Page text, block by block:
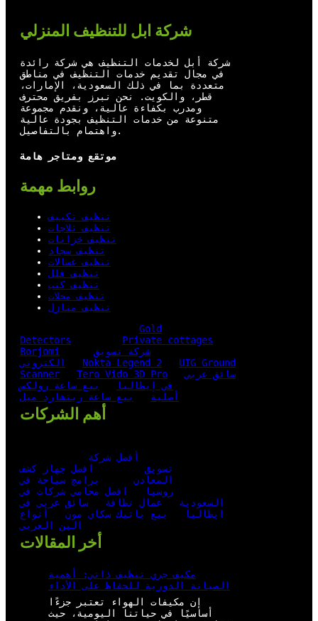
t
e
r
u
b
e
o
o
k
e
d
I
n
شركة ابل للتنظيف المنزلي
شركة أبل لخدمات التنظيف هي شركة رائدة
في مجال تقديم خدمات التنظيف في مناطق
متعددة بما في ذلك السعودية، الإمارات،
قطر، والكويت. نحن نبرز بفريق محترف
ومدرب بكفاءة عالية، ونقدم مجموعة
متنوعة من خدمات التنظيف بجودة عالية
واهتمام بالتفاصيل.
موتقع ومتاجر هامة
روابط مهمة
تنظيف تكييف
تنظيف ثلاجات
تنظيف خزانات
تنظيف سجاد
تنظيف غسالات
تنظيف فلل
تنظيف كنب
تنظيف محلات
تنظيف منازل
Gold
Detectors
Private cottages
Borjomi
شركة تسويق
الكتروني
Nokta Legend 2
UIG Ground
Scanner
Tero Vido 3D Pro
سائق عربي
في إيطاليا
بيع ساعة رولكس
أصلية
بيع ساعة ريتشارد ميل
أهم الشركات
أفضل شركة
تسويق
افضل جهاز كشف
المعادن
برامج سياحة في
روسيا
افضل محامي شركات في
السعودية
عمال نظافة
سائق عربي في
ايطاليا
بيع باتيك سكاي مون
أنواع
البن العربي
أخر المقالات
مكيف جري تنظيف ذاتي: أهمية
الصيانة الدورية للحفاظ على الأداء
إن مكيفات الهواء تعتبر جزءًا
أساسيًا في حياتنا اليومية، حيث